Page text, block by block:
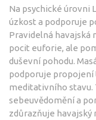
Na psychické úrovni
úzkost a podporuje
Pravidelná havajská
pocit euforie, ale
duševní pohodu.
podporuje
meditativního stavu.
sebeuvědomění a
zdůrazňuje havajský